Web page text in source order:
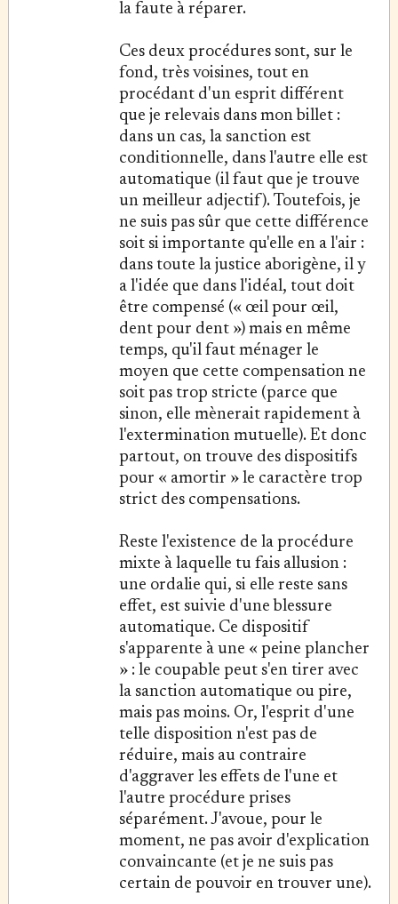
la faute à réparer.
Ces deux procédures sont, sur le
fond, très voisines, tout en
procédant d'un esprit différent
que je relevais dans mon billet :
dans un cas, la sanction est
conditionnelle, dans l'autre elle est
automatique (il faut que je trouve
un meilleur adjectif). Toutefois, je
ne suis pas sûr que cette différence
soit si importante qu'elle en a l'air :
dans toute la justice aborigène, il y
a l'idée que dans l'idéal, tout doit
être compensé (« œil pour œil,
dent pour dent ») mais en même
temps, qu'il faut ménager le
moyen que cette compensation ne
soit pas trop stricte (parce que
sinon, elle mènerait rapidement à
l'extermination mutuelle). Et donc
partout, on trouve des dispositifs
pour « amortir » le caractère trop
strict des compensations.
Reste l'existence de la procédure
mixte à laquelle tu fais allusion :
une ordalie qui, si elle reste sans
effet, est suivie d'une blessure
automatique. Ce dispositif
s'apparente à une « peine plancher
» : le coupable peut s'en tirer avec
la sanction automatique ou pire,
mais pas moins. Or, l'esprit d'une
telle disposition n'est pas de
réduire, mais au contraire
d'aggraver les effets de l'une et
l'autre procédure prises
séparément. J'avoue, pour le
moment, ne pas avoir d'explication
convaincante (et je ne suis pas
certain de pouvoir en trouver une).